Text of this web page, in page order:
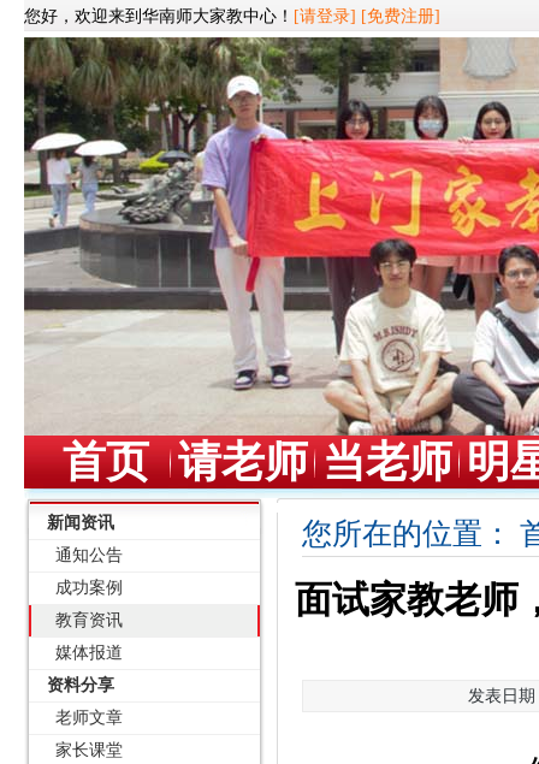
您好，欢迎来到华南师大家教中心！ [请登录] [免费注册]
首页 请老师 当老师 明
新闻资讯
通知公告
成功案例
教育资讯
媒体报道
资料分享
老师文章
家长课堂
您所在的位置：
面试家教老师
发表日期